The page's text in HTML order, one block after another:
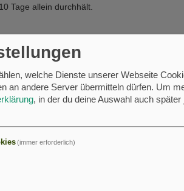
Tage allein durchhält.
welche Dienste unserer Webseite
an andere Server übermitteln dürfen. Um
, in der du deine Auswahl auch später
(immer erforderlich)